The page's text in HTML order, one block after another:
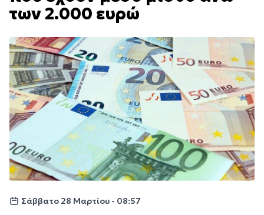
των 2.000 ευρώ
Σάββατο 28 Μαρτίου - 08:57